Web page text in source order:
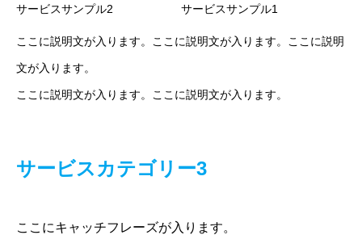
サービスサンプル2 サービスサンプル1
ここに説明文が入ります。ここに説明文が入ります。ここに説明
文が入ります。
ここに説明文が入ります。ここに説明文が入ります。
サービスカテゴリー3
ここにキャッチフレーズが入ります。